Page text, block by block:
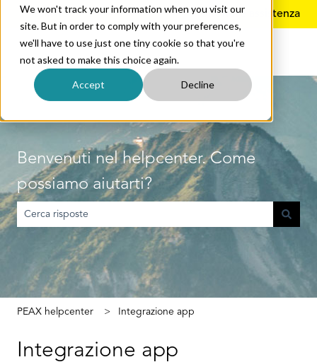
We won't track your information when you visit our
site. But in order to comply with your preferences,
we'll have to use just one tiny cookie so that you're
not asked to make this choice again.
Accept Decline
ItalianoMostra sottomenu per le traduzioniUlteriore assistenza
Benvenuti nel helpcenter. Come
possiamo aiutarti?
Non sono presenti suggerimenti perché il campo di ricerca è
PEAX helpcenter Integrazione app
Integrazione app